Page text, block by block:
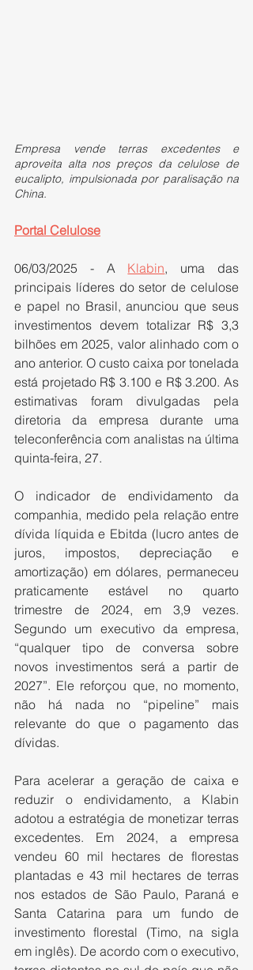
Empresa vende terras excedentes e
aproveita alta nos preços da celulose de
eucalipto, impulsionada por paralisação na
China.
Portal Celulose
06/03/2025 - A Klabin, uma das
principais líderes do setor de celulose
e papel no Brasil, anunciou que seus
investimentos devem totalizar R$ 3,3
bilhões em 2025, valor alinhado com o
ano anterior. O custo caixa por tonelada
está projetado R$ 3.100 e R$ 3.200. As
estimativas foram divulgadas pela
diretoria da empresa durante uma
teleconferência com analistas na última
quinta-feira, 27.
O indicador de endividamento da
companhia, medido pela relação entre
dívida líquida e Ebitda (lucro antes de
juros, impostos, depreciação e
amortização) em dólares, permaneceu
praticamente estável no quarto
trimestre de 2024, em 3,9 vezes.
Segundo um executivo da empresa,
“qualquer tipo de conversa sobre
novos investimentos será a partir de
2027”. Ele reforçou que, no momento,
não há nada no “pipeline” mais
relevante do que o pagamento das
dívidas.
Para acelerar a geração de caixa e
reduzir o endividamento, a Klabin
adotou a estratégia de monetizar terras
excedentes. Em 2024, a empresa
vendeu 60 mil hectares de florestas
plantadas e 43 mil hectares de terras
nos estados de São Paulo, Paraná e
Santa Catarina para um fundo de
investimento florestal (Timo, na sigla
em inglês). De acordo com o executivo,